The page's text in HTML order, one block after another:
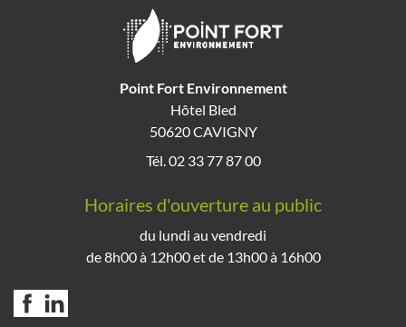
Point Fort Environnement
Hôtel Bled
50620 CAVIGNY
Tél. 02 33 77 87 00
Horaires d'ouverture au public
du lundi au vendredi
de 8h00 à 12h00 et de 13h00 à 16h00